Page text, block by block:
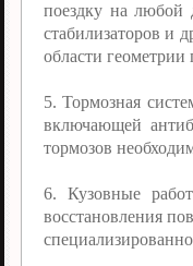
поездку на любой
стабилизаторов и
области геометрии
5. Тормозная
включающей
тормозов
6. Кузовные
восстановления